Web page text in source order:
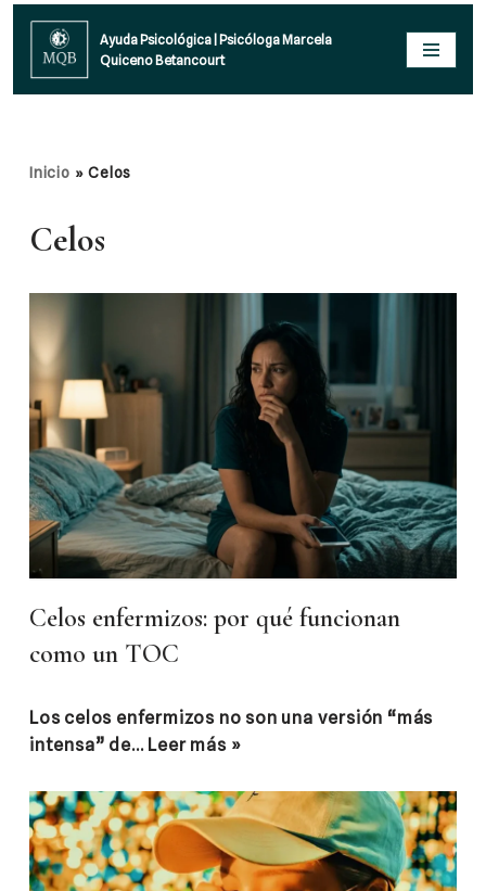
Saltar
al
Ayuda Psicológica | Psicóloga Marcela
Quiceno Betancourt
Inicio »Celos
Celos
Celos enfermizos: por qué funcionan
como un TOC
Los celos enfermizos no son una versión “más
intensa” de… Leer más »